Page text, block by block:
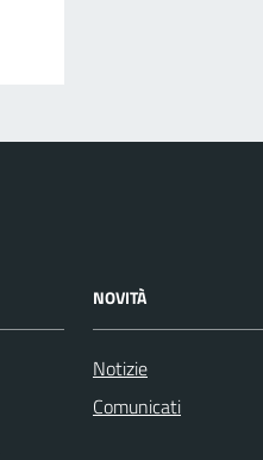
NOVITÀ
Notizie
Comunicati